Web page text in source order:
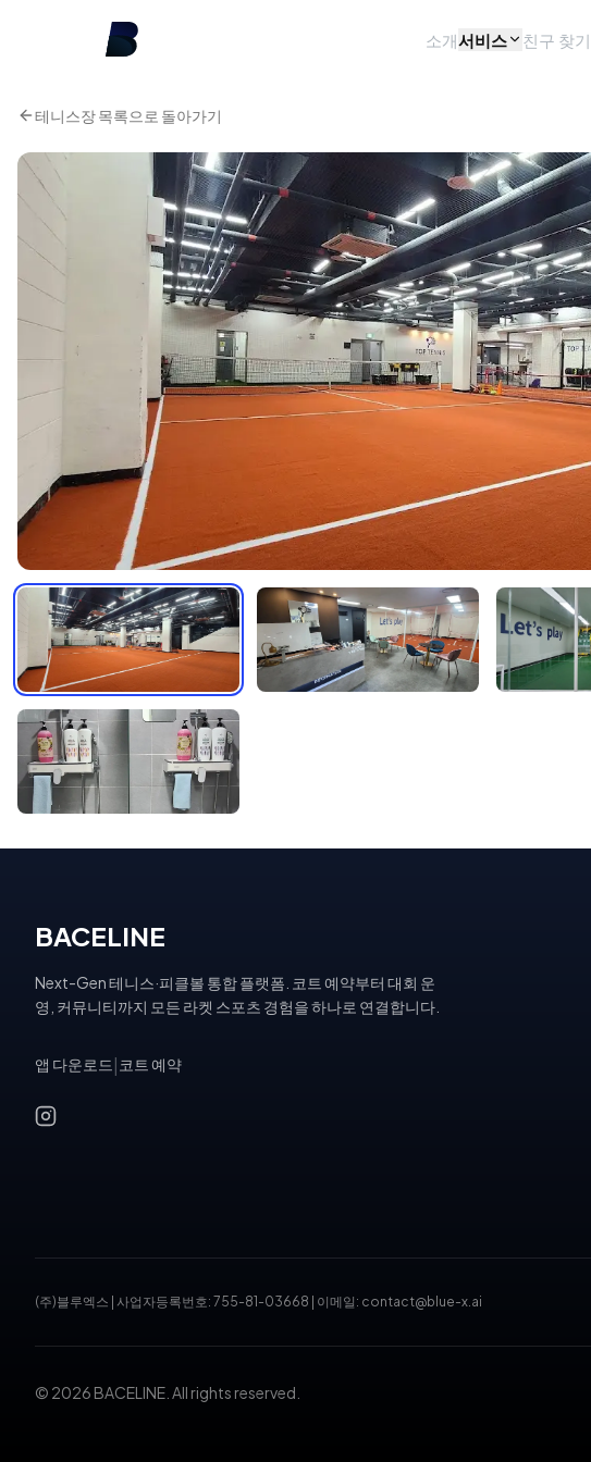
소개서비스 친구 찾기
테니스장 목록으로 돌아가기
BACELINE
Next-Gen 테니스·피클볼 통합 플랫폼. 코트 예약부터 대회 운
영, 커뮤니티까지 모든 라켓 스포츠 경험을 하나로 연결합니다.
앱 다운로드 코트 예약
(주)블루엑스 사업자등록번호: 755-81-03668 이메일: contact@blue-x.ai
© 2026 BACELINE. All rights reserved.